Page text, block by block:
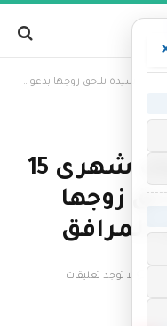
رغم تقاضيها مصروف شهرى 15
زوجها
المرافق
لا توجد تعليقات